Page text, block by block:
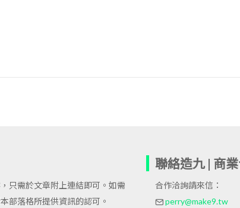
只需於文章附上連結即可。如需
部落格所提供資訊的認可。
聯絡造九 | 商
合作洽詢請來信：
perry@make9.tw